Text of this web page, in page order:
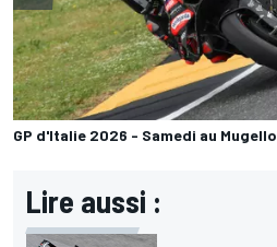
GP d'Italie 2026 - Samedi au Mugello
Lire aussi :